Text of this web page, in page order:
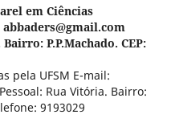
em Ciências
P.P.Machado. CEP:
pela UFSM E-mail:
Rua Vitória. Bairro:
9193029